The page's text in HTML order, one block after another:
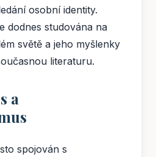
osobní identity.
dodnes studována na
světě a jeho myšlenky
literaturu.
a
spojován s